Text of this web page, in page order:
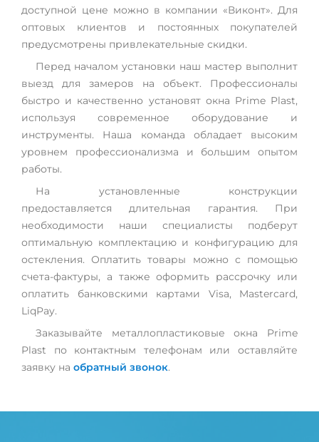
доступной цене можно в компании «Виконт». Для
оптовых клиентов и постоянных покупателей
предусмотрены привлекательные скидки.
Перед началом установки наш мастер выполнит
выезд для замеров на объект. Профессионалы
быстро и качественно установят окна Prime Plast,
используя современное оборудование и
инструменты. Наша команда обладает высоким
уровнем профессионализма и большим опытом
работы.
На установленные конструкции
предоставляется длительная гарантия. При
необходимости наши специалисты подберут
оптимальную комплектацию и конфигурацию для
остекления. Оплатить товары можно с помощью
счета-фактуры, а также оформить рассрочку или
оплатить банковскими картами Visa, Mastercard,
LiqPay.
Заказывайте металлопластиковые окна Prime
Plast по контактным телефонам или оставляйте
заявку на обратный звонок.